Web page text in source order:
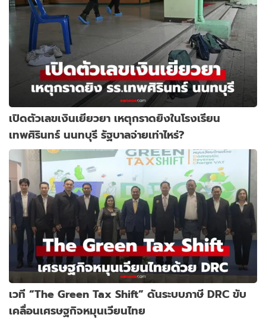
เปิดตัวเลขเงินเยียวยา เหตุกราดยิงในโรงเรียน
เทพศิรินทร์ นนทบุรี รัฐบาลจ่ายเท่าไหร่?
เวที “The Green Tax Shift” ดันระบบภาษี DRC ขับ
เคลื่อนเศรษฐกิจหมุนเวียนไทย